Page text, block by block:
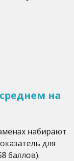
на
набирают
для
баллов).